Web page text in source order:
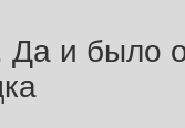
и было